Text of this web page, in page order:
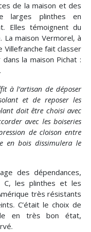
de la maison et des
larges plinthes en
Elles témoignent du
La maison Vermorel, à
Villefranche fait classer
la maison Pichat :
à l’artisan de déposer
et de reposer les
doit être choisi avec
avec les boiseries
de cloison entre
en bois dissimulera le
des dépendances,
C, les plinthes et les
très résistants
C’était le choix de
en très bon état,